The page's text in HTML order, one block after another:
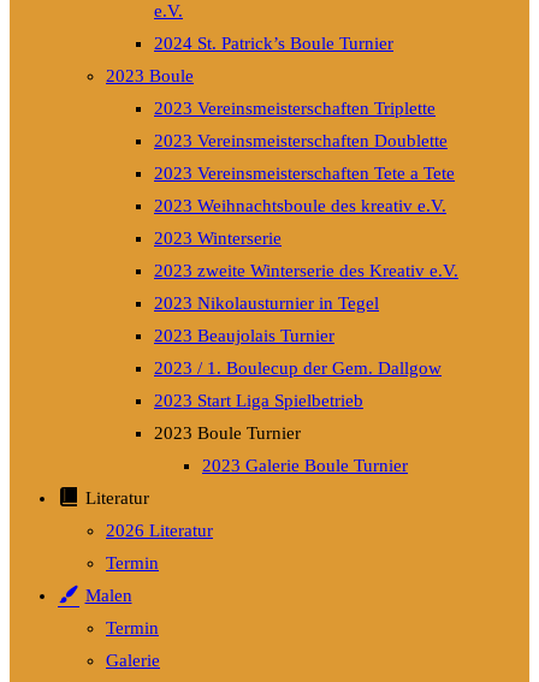
e.V.
2024 St. Patrick’s Boule Turnier
2023 Boule
2023 Vereinsmeisterschaften Triplette
2023 Vereinsmeisterschaften Doublette
2023 Vereinsmeisterschaften Tete a Tete
2023 Weihnachtsboule des kreativ e.V.
2023 Winterserie
2023 zweite Winterserie des Kreativ e.V.
2023 Nikolausturnier in Tegel
2023 Beaujolais Turnier
2023 / 1. Boulecup der Gem. Dallgow
2023 Start Liga Spielbetrieb
2023 Boule Turnier
2023 Galerie Boule Turnier
Literatur
2026 Literatur
Termin
Malen
Termin
Galerie